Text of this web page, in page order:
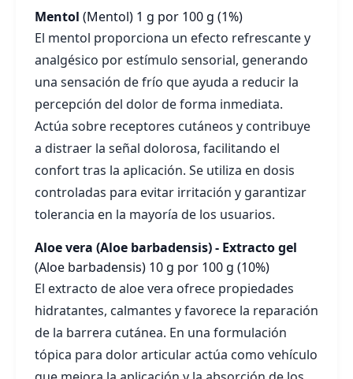
Mentol (Mentol) 1 g por 100 g (1%)
El mentol proporciona un efecto refrescante y
analgésico por estímulo sensorial, generando
una sensación de frío que ayuda a reducir la
percepción del dolor de forma inmediata.
Actúa sobre receptores cutáneos y contribuye
a distraer la señal dolorosa, facilitando el
confort tras la aplicación. Se utiliza en dosis
controladas para evitar irritación y garantizar
tolerancia en la mayoría de los usuarios.
Aloe vera (Aloe barbadensis) - Extracto gel
(Aloe barbadensis) 10 g por 100 g (10%)
El extracto de aloe vera ofrece propiedades
hidratantes, calmantes y favorece la reparación
de la barrera cutánea. En una formulación
tópica para dolor articular actúa como vehículo